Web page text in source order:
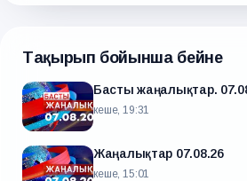
Тақырып бойынша бейне
Басты жаңалықтар.
кеше, 19:31
Жаңалықтар 07.08.26
кеше, 15:01